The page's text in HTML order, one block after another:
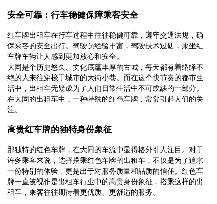
安全可靠：行车稳健保障乘客安全
红车牌出租车在行车过程中往往稳健可靠，遵守交通法规，确
保乘客的安全出行。驾驶员经验丰富，驾驶技术过硬，乘坐红
车牌车辆让人感到更加放心和安全。
大同是个历史悠久、文化底蕴丰厚的古城，每天都有着络绎不
绝的人来往穿梭于城市的大街小巷。而在这个快节奏的都市生
活中，出租车无疑成为了人们日常生活中不可或缺的一部分。
在大同的出租车中，一种特殊的红色车牌，常常引起人们的关
注。
高贵红车牌的独特身份象征
那独特的红色车牌，在大同的车流中显得格外引人注目。对于
许多乘客来说，选择搭乘红色车牌的出租车，不仅是为了追求
一份特别的体验，更是出于对服务质量和品质的信任。红色车
牌一直被视作是出租车行业中的高贵身份象征，搭乘这样的出
租车，乘客往往期待着更优质、更舒适的服务。